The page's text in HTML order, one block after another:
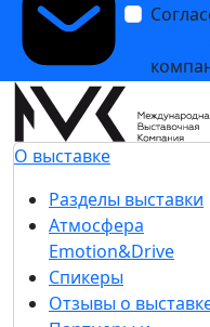
О выставке
Разделы выставки
Атмосфера
Emotion&Drive
Спикеры
Отзывы о